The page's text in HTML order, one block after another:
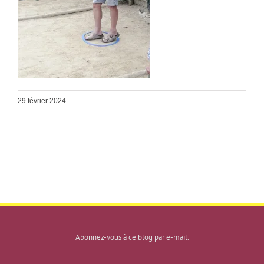
29 février 2024
Abonnez-vous à ce blog par e-mail.